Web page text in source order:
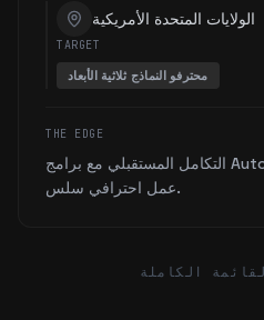
الولايات المتحدة الأمريكية
TARGET
محترفو النماذج ثلاثية الأبعاد
THE EDGE
التكامل المستقبلي مع برامج Autodesk القياسية الصناعية لسير
عمل احترافي سلس.
الكاملة